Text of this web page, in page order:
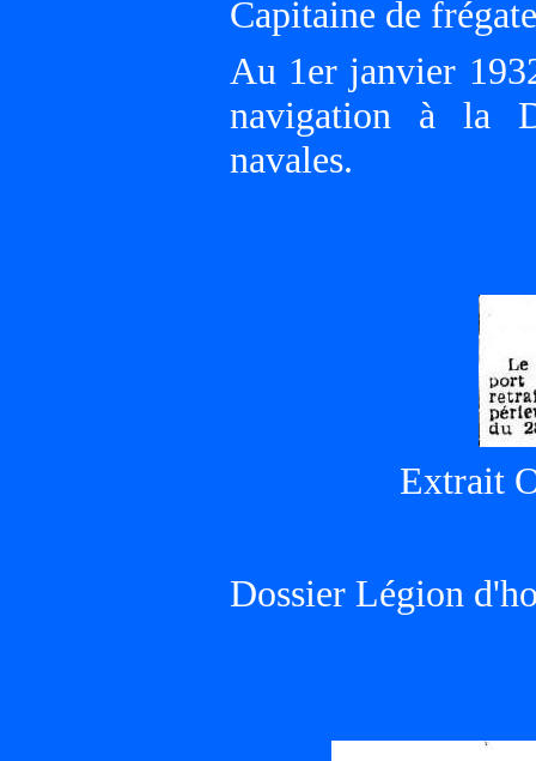
Capitaine de
Au 1er janvier
navigation à la
navales.
Extrait
Dossier Légion